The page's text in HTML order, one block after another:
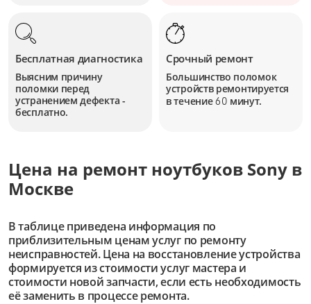
Бесплатная диагностика
Выясним причину
поломки перед
устранением дефекта -
бесплатно.
Срочный ремонт
Большинство поломок
устройств ремонтируется
в течение60 минут.
Цена на ремонт ноутбуков Sony в
Москве
В таблице приведена информация по
приблизительным ценам услуг по ремонту
неисправностей. Цена на восстановление устройства
формируется из стоимости услуг мастера и
стоимости новой запчасти, если есть необходимость
её заменить в процессе ремонта.